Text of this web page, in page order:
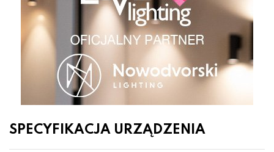
SPECYFIKACJA URZĄDZENIA